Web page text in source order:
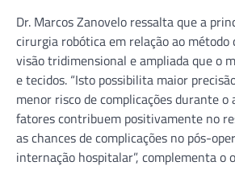
Dr. Marcos Zanovelo ressalta que a
cirurgia robótica em relação ao método
visão tridimensional e ampliada que o
e tecidos. “Isto possibilita maior
menor risco de complicações durante o
fatores contribuem positivamente no
as chances de complicações no pós-
internação hospitalar”, complementa o